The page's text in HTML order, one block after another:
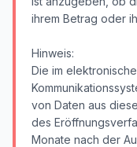
ihrem Betrag oder
Hinweis:
Die im
von Daten aus
des
Monate nach der